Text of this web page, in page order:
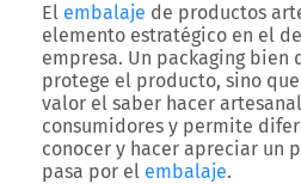
El embalaje de productos
elemento estratégico en el
empresa. Un packaging bien
protege el producto, sino
valor el saber hacer
consumidores y permite
conocer y hacer apreciar un
pasa por el embalaje.